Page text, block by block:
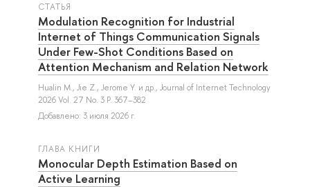
СТАТЬЯ
Modulation Recognition for Industrial
Internet of Things Communication Signals
Under Few-Shot Conditions Based on
Attention Mechanism and Relation Network
Hualin M., Jie Z., Jerome Y. и др., Journal of Internet Technology
2026 Vol. 27 No. 3 P. 367–382
Добавлено: 3 июля 2026 г.
ГЛАВА КНИГИ
Monocular Depth Estimation Based on
Active Learning